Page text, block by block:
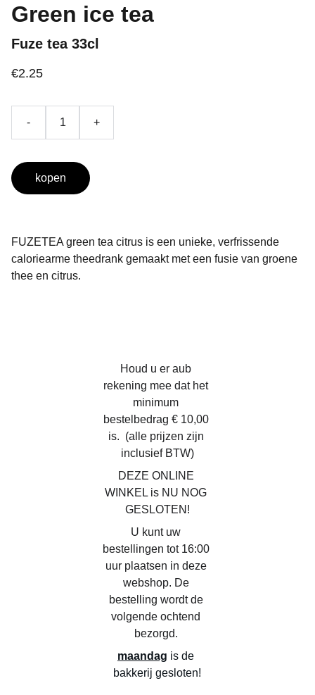
Green ice tea
Fuze tea 33cl
€2.25
- +
kopen
FUZETEA green tea citrus is een unieke, verfrissende
caloriearme theedrank gemaakt met een fusie van groene
thee en citrus.
Houd u er aub
rekening mee dat het
minimum
bestelbedrag € 10,00
is.  (alle prijzen zijn
inclusief BTW)
DEZE ONLINE
WINKEL is NU NOG
GESLOTEN!
U kunt uw
bestellingen tot 16:00
uur plaatsen in deze
webshop. De
bestelling wordt de
volgende ochtend
bezorgd.
maandag is de
bakkerij gesloten!